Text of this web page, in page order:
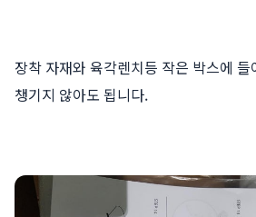
장착 자재와 육각렌치등 작은 박스에
챙기지 않아도 됩니다.